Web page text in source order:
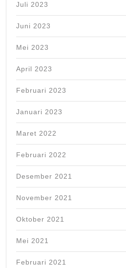
Juli 2023
Juni 2023
Mei 2023
April 2023
Februari 2023
Januari 2023
Maret 2022
Februari 2022
Desember 2021
November 2021
Oktober 2021
Mei 2021
Februari 2021